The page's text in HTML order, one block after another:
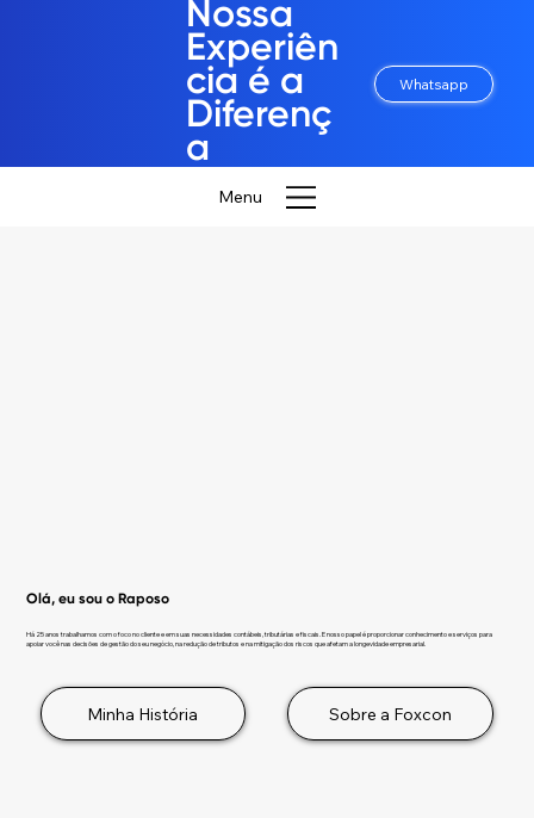
Menu
Olá, eu sou o Raposo
Há 25 anos trabalhamos com o foco no cliente e em suas necessidades contábeis, tributárias e fiscais. E nosso papel é proporcionar conhecimento e serviços para
apoiar você nas decisões de gestão do seu negócio, na redução de tributos e na mitigação dos riscos que afetam a longevidade empresarial.
Minha História Sobre a Foxcon
Nossa
Experiên
cia é a
Diferenç
a
Whatsapp